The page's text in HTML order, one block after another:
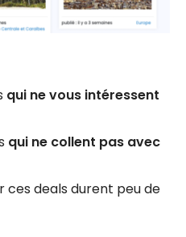
qui ne vous intéressent
qui ne collent pas avec
deals durent peu de